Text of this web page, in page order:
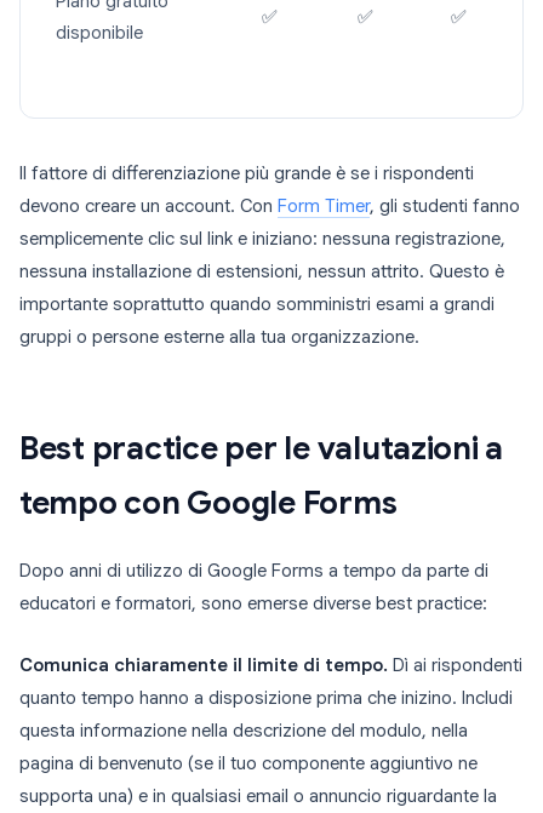
disponibile
✅ ✅ ✅
Il fattore di differenziazione più grande è se i rispondenti
devono creare un account. Con Form Timer, gli studenti fanno
semplicemente clic sul link e iniziano: nessuna registrazione,
nessuna installazione di estensioni, nessun attrito. Questo è
importante soprattutto quando somministri esami a grandi
gruppi o persone esterne alla tua organizzazione.
Best practice per le valutazioni a
tempo con Google Forms
Dopo anni di utilizzo di Google Forms a tempo da parte di
educatori e formatori, sono emerse diverse best practice:
Comunica chiaramente il limite di tempo. Dì ai rispondenti
quanto tempo hanno a disposizione prima che inizino. Includi
questa informazione nella descrizione del modulo, nella
pagina di benvenuto (se il tuo componente aggiuntivo ne
supporta una) e in qualsiasi email o annuncio riguardante la